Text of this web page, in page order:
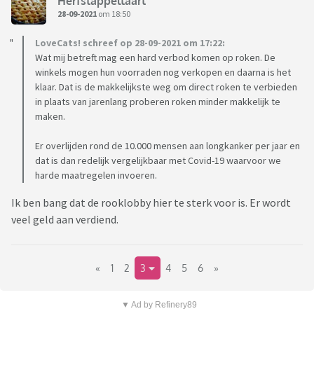
28-09-2021 om 18:50
LoveCats! schreef op 28-09-2021 om 17:22:
Wat mij betreft mag een hard verbod komen op roken. De
winkels mogen hun voorraden nog verkopen en daarna is het
klaar. Dat is de makkelijkste weg om direct roken te verbieden
in plaats van jarenlang proberen roken minder makkelijk te
maken.
Er overlijden rond de 10.000 mensen aan longkanker per jaar en
dat is dan redelijk vergelijkbaar met Covid-19 waarvoor we
harde maatregelen invoeren.
Ik ben bang dat de rooklobby hier te sterk voor is. Er wordt
veel geld aan verdiend.
« 1 2 3 4 5 6 »
▼ Ad by Refinery89